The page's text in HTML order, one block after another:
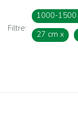
Filtre:
1000-1500
27 cm x